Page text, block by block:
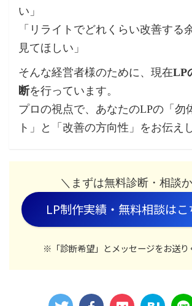
い」
「リライトでどれくらい改善する
見てほしい」
そんな経営者様のために、現在LP
断を行っています。
プロの視点で、あなたのLPの「勿
ト」と「改善の方向性」をお伝え
＼まずは無料診断・相談
LP制作実績・無料相談はこ
※「診断希望」とメッセージをお送り